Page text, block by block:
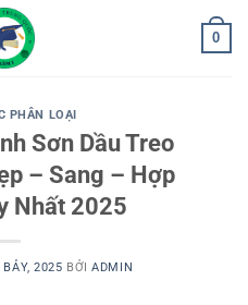
0
PHÂN LOẠI
Sơn Dầu Treo
– Sang – Hợp
Nhất 2025
2025 BỞIADMIN